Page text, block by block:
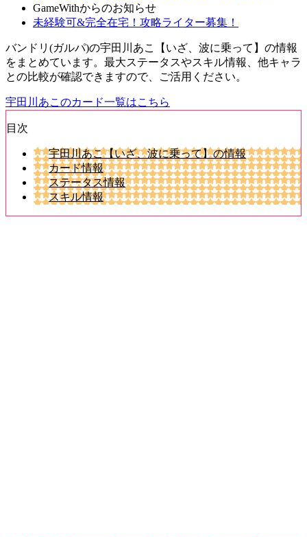
GameWithからのお知らせ
未経験可&完全在宅！攻略ライター募集！
バンドリ(ガルパ)の宇田川あこ【いざ、波に乗って】の情報
をまとめています。最大ステータスやスキル情報、他キャラ
との比較が確認できますので、ご活用ください。
宇田川あこのカード一覧はこちら
目次
宇田川あこ【いざ、波に乗って】の情報
カード情報
ステータス情報
スキル情報